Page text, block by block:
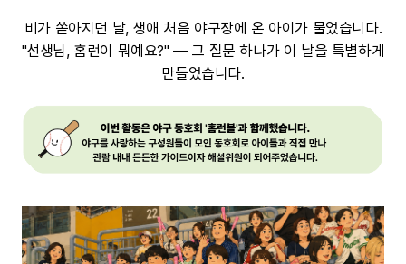
비가 쏟아지던 날, 생애 처음 야구장에 온 아이가 물었습니다.
"선생님, 홈런이 뭐예요?" — 그 질문 하나가 이 날을 특별하게
만들었습니다.